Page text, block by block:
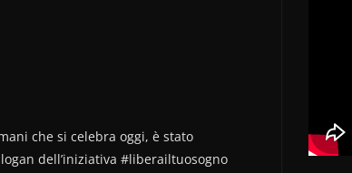
che si celebra oggi, è stato
dell’iniziativa #liberailtuosogno